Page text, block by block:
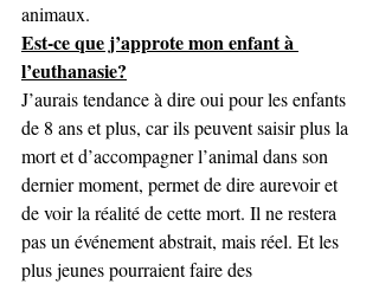
animaux.
Est-ce que j’approte mon enfant à
l’euthanasie?
J’aurais tendance à dire oui pour les enfants
de 8 ans et plus, car ils peuvent saisir plus la
mort et d’accompagner l’animal dans son
dernier moment, permet de dire aurevoir et
de voir la réalité de cette mort. Il ne restera
pas un événement abstrait, mais réel. Et les
plus jeunes pourraient faire des